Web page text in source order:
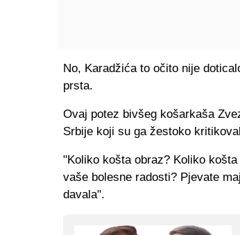
No, Karadžića to očito nije
prsta.
Ovaj potez bivšeg košarkaša
Srbije koji su ga žestoko
"Koliko košta obraz? Koliko
vaše bolesne radosti? Pjevate
davala".